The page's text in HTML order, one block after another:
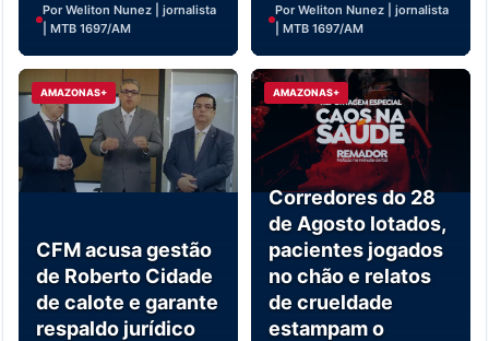
Por Weliton Nunez | jornalista
| MTB 1697/AM
Por Weliton Nunez | jornalista
| MTB 1697/AM
AMAZONAS+
CFM acusa gestão
de Roberto Cidade
de calote e garante
respaldo jurídico
AMAZONAS+
Corredores do 28
de Agosto lotados,
pacientes jogados
no chão e relatos
de crueldade
estampam o